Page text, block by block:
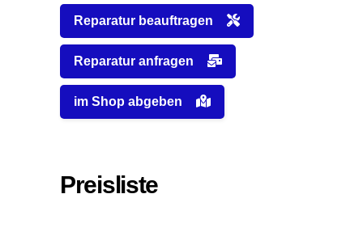
Reparatur beauftragen
Reparatur anfragen
im Shop abgeben
Preisliste